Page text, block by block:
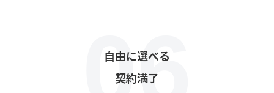
自由に選べる
契約満了